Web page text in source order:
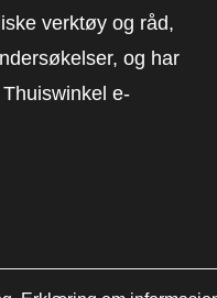
verktøy og råd,
og har
e-